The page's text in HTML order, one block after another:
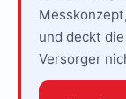
und deckt
Versorger